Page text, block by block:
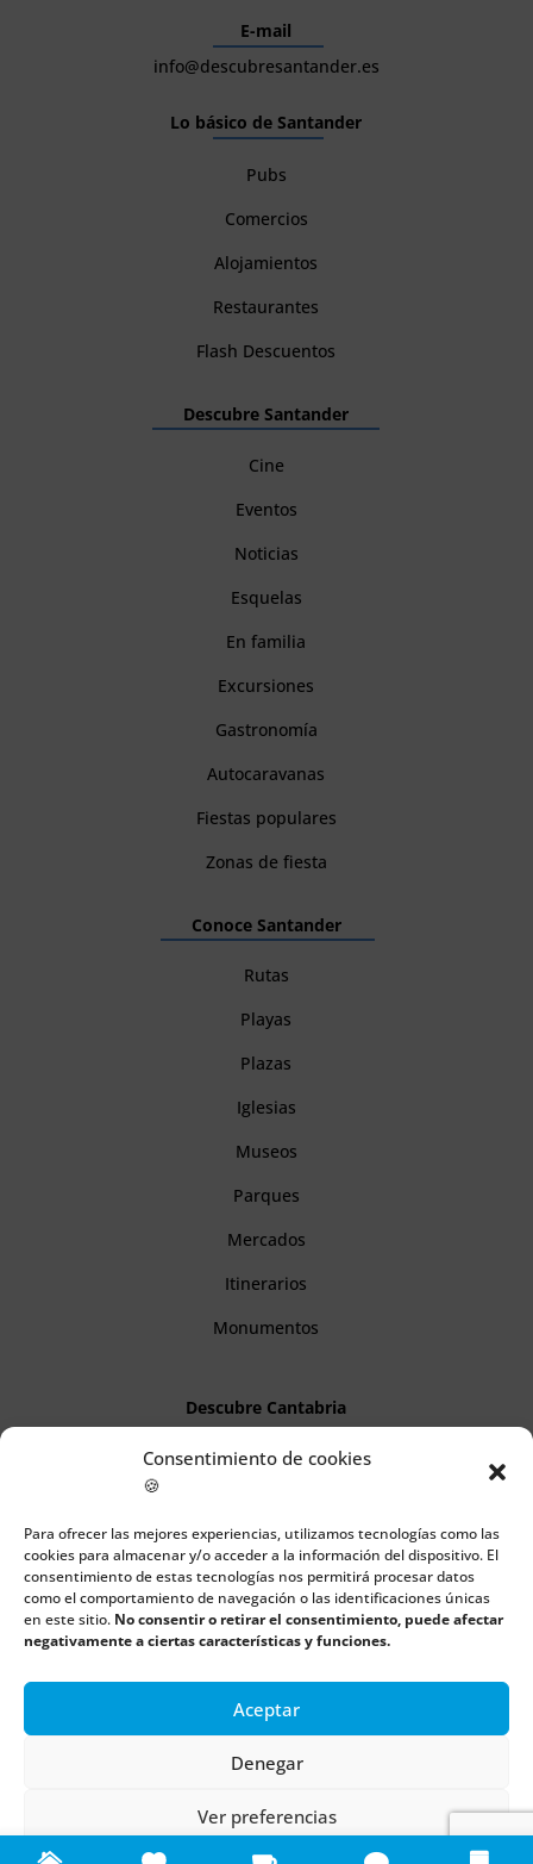
Consentimiento de cookies
🍪
Para ofrecer las mejores experiencias, utilizamos tecnologías como las
cookies para almacenar y/o acceder a la información del dispositivo. El
consentimiento de estas tecnologías nos permitirá procesar datos
como el comportamiento de navegación o las identificaciones únicas
en este sitio. No consentir o retirar el consentimiento, puede afectar
negativamente a ciertas características y funciones.
Aceptar
Denegar
Ver preferencias
E-mail
info@descubresantander.es
Lo básico de Santander
Pubs
Comercios
Alojamientos
Restaurantes
Flash Descuentos
Descubre Santander
Cine
Eventos
Noticias
Esquelas
En familia
Excursiones
Gastronomía
Autocaravanas
Fiestas populares
Zonas de fiesta
Conoce Santander
Rutas
Playas
Plazas
Iglesias
Museos
Parques
Mercados
Itinerarios
Monumentos
Descubre Cantabria
Información
Política de cookies
Política de privacidad
Todos los derechos reservados | Copyright 2018 – 2024 ©
Boulders